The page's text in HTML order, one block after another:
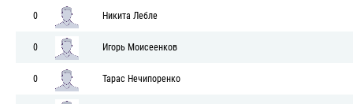
0 Никита Лебле
0 Игорь Моисеенков
0 Тарас Нечипоренко